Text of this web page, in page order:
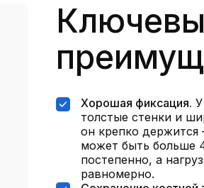
Хорошая фиксация.
толстые стенки и
он крепко
может быть больше
постепенно, а
равномерно.